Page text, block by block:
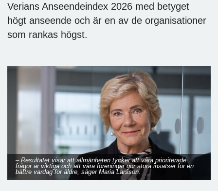
Verians Anseendeindex 2026 med betyget
högt anseende och är en av de organisationer
som rankas högst.
– Resultatet visar att allmänheten tycker att våra prioriterade
frågor är viktiga och att våra föreningar gör stora insatser för en
bättre vardag för äldre, säger Maria Larsson.